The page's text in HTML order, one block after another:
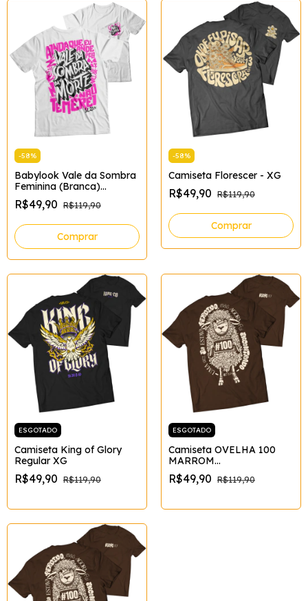
-58%
Babylook Vale da Sombra
Feminina (Branca)
Tamanho:GG;Cor:Branco
R$49,90 R$119,90
Comprar
-58%
Camiseta Florescer - XG
R$49,90 R$119,90
Comprar
ESGOTADO
Camiseta King of Glory
Regular XG
R$49,90 R$119,90
ESGOTADO
Camiseta OVELHA 100
MARROM
Tamanho:XG;Cor:Marrom
R$49,90 R$119,90